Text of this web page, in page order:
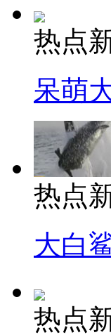
热点
呆萌
热点
大白
热点